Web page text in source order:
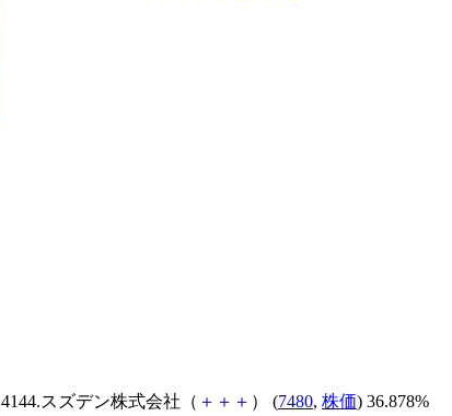
4144.スズデン株式会社（ ＋ ＋ ＋ ） (7480, 株価) 36.878%